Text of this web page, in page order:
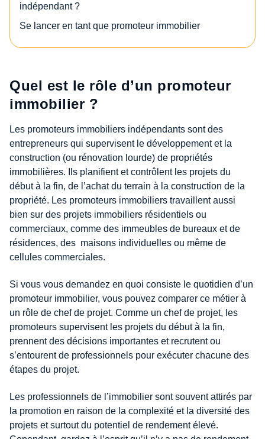
indépendant ?
Se lancer en tant que promoteur immobilier
Quel est le rôle d’un promoteur
immobilier ?
Les promoteurs immobiliers indépendants sont des
entrepreneurs qui supervisent le développement et la
construction (ou rénovation lourde) de propriétés
immobilières. Ils planifient et contrôlent les projets du
début à la fin, de l’achat du terrain à la construction de la
propriété. Les promoteurs immobiliers travaillent aussi
bien sur des projets immobiliers résidentiels ou
commerciaux, comme des immeubles de bureaux et de
résidences, des maisons individuelles ou même de
cellules commerciales.
Si vous vous demandez en quoi consiste le quotidien d’un
promoteur immobilier, vous pouvez comparer ce métier à
un rôle de chef de projet. Comme un chef de projet, les
promoteurs supervisent les projets du début à la fin,
prennent des décisions importantes et recrutent ou
s’entourent de professionnels pour exécuter chacune des
étapes du projet.
Les professionnels de l’immobilier sont souvent attirés par
la promotion en raison de la complexité et la diversité des
projets et surtout du potentiel de rendement élevé.